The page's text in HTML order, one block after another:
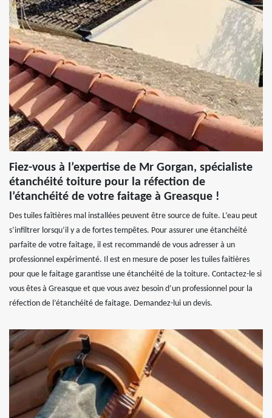
Fiez-vous à l’expertise de Mr Gorgan, spécialiste
étanchéité toiture pour la réfection de
l’étanchéité de votre faitage à Greasque !
Des tuiles faîtières mal installées peuvent être source de fuite. L’eau peut
s’infiltrer lorsqu’il y a de fortes tempêtes. Pour assurer une étanchéité
parfaite de votre faitage, il est recommandé de vous adresser à un
professionnel expérimenté. Il est en mesure de poser les tuiles faitières
pour que le faitage garantisse une étanchéité de la toiture. Contactez-le si
vous êtes à Greasque et que vous avez besoin d’un professionnel pour la
réfection de l’étanchéité de faitage. Demandez-lui un devis.